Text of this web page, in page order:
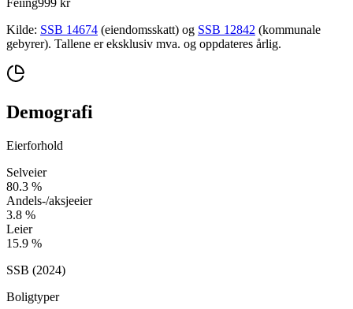
Feiing999 kr
Kilde: SSB 14674 (eiendomsskatt) og SSB 12842 (kommunale
gebyrer). Tallene er eksklusiv mva. og oppdateres årlig.
Demografi
Eierforhold
Selveier
80.3 %
Andels-/aksjeeier
3.8 %
Leier
15.9 %
SSB (2024)
Boligtyper